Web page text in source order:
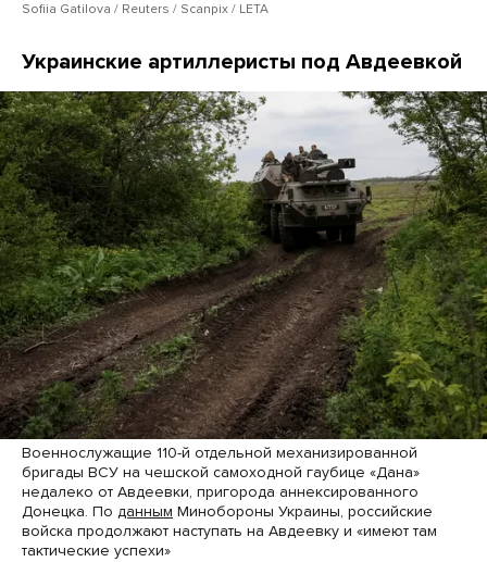
Sofiia Gatilova / Reuters / Scanpix / LETA
Украинские артиллеристы под Авдеевкой
Военнослужащие 110-й отдельной механизированной
бригады ВСУ на чешской самоходной гаубице «Дана»
недалеко от Авдеевки, пригорода аннексированного
Донецка. По данным Минобороны Украины, российские
войска продолжают наступать на Авдеевку и «имеют там
тактические успехи»